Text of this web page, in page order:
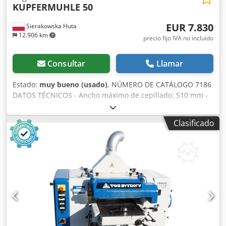
Sierakowska Huta
12.906 km
KUPFERMUHLE 50
EUR 7.830
precio fijo IVA no incluído
Consultar Llamar
Estado: muy bueno (usado), NÚMERO DE CATÁLOGO 7186
DATOS TÉCNICOS - Ancho máximo de cepillado: 510 mm -
Altura máxima de cepillado a doble cara: 170 mm - Altura
máxima de cepillado a cuatro caras: 100 mm *Desde
arriba: - Rodillo de entrada tractor dentado - Trinquetes -
Rodillo tractor dentado - Prensa Dkedpeztalqofx Akver - Eje
cepillador de 510 mm, 4 cuchillas (equipado con 2
cuchillas) 4 kW - Rodillo tractor liso de salida *Desde abajo:
- Guía de deslizamiento - Rodillo de deslizamiento – mesa
regulable con rodillo arriba/abajo - Eje cepillador de 510
mm, 2 cuchillas 4 kW - 2 rodillos lisos de deslizamiento
regulables *Desde atrás: - 2 husillos laterales + prensa - 1)
Vertical derecho 100 mm 2,35 kW - 2) Vertical izquierdo 100
mm 2,35 kW - Diámetro de los husillos: 35 mm - Husillos
Clasificado